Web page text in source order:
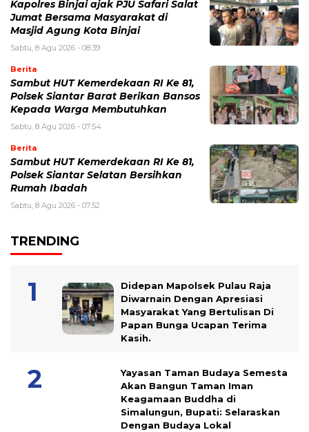
Kapolres Binjai ajak PJU Safari Salat
Jumat Bersama Masyarakat di
Masjid Agung Kota Binjai
Sabtu, 8 Agu 2026 - 08:39
Berita
Sambut HUT Kemerdekaan RI Ke 81,
Polsek Siantar Barat Berikan Bansos
Kepada Warga Membutuhkan
Sabtu, 8 Agu 2026 - 07:54
Berita
Sambut HUT Kemerdekaan RI Ke 81,
Polsek Siantar Selatan Bersihkan
Rumah Ibadah
Sabtu, 8 Agu 2026 - 07:52
TRENDING
Didepan Mapolsek Pulau Raja
Diwarnain Dengan Apresiasi
Masyarakat Yang Bertulisan Di
Papan Bunga Ucapan Terima
Kasih.
Yayasan Taman Budaya Semesta
Akan Bangun Taman Iman
Keagamaan Buddha di
Simalungun, Bupati: Selaraskan
Dengan Budaya Lokal